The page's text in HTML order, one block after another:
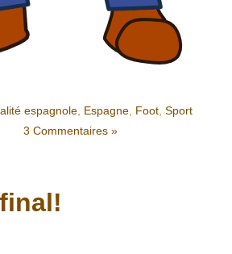
espagnole Espagne Foot Sport
3 Commentaires »